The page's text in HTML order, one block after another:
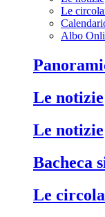
Le
Albo
Le notizie
Le notizie
Bacheca
Le